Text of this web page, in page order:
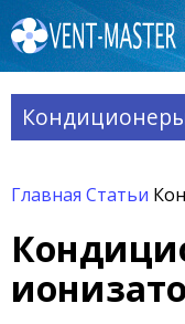
Главная Статьи